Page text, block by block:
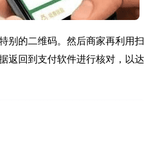
别的二维码。然后商家再利用扫
返回到支付软件进行核对，以达